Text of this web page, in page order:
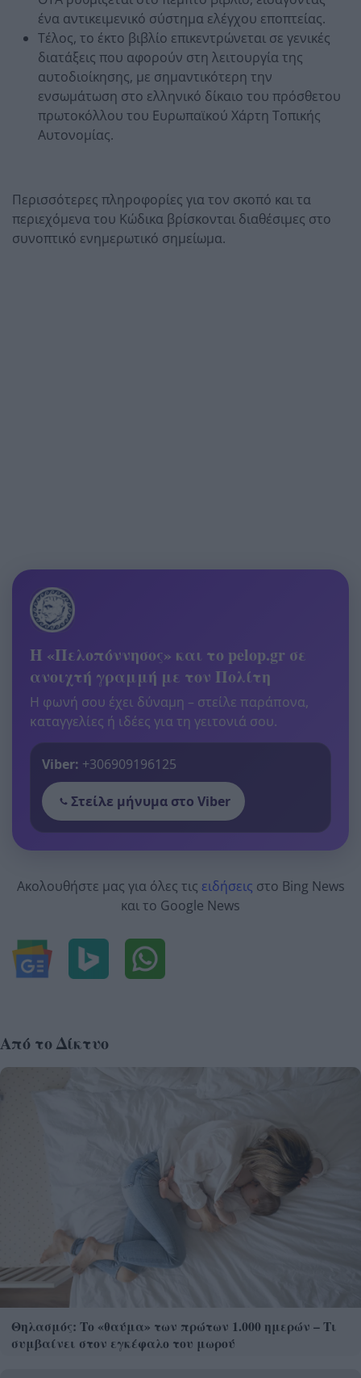
ένα αντικειμενικό σύστημα ελέγχου εποπτείας.
Τέλος, το έκτο βιβλίο επικεντρώνεται σε γενικές
διατάξεις που αφορούν στη λειτουργία της
αυτοδιοίκησης, με σημαντικότερη την
ενσωμάτωση στο ελληνικό δίκαιο του πρόσθετου
πρωτοκόλλου του Ευρωπαϊκού Χάρτη Τοπικής
Αυτονομίας.
Περισσότερες πληροφορίες για τον σκοπό και τα
περιεχόμενα του Κώδικα βρίσκονται διαθέσιμες στο
συνοπτικό ενημερωτικό σημείωμα.
Η «Πελοπόννησος» και το pelop.gr σε
ανοιχτή γραμμή με τον Πολίτη
Η φωνή σου έχει δύναμη – στείλε παράπονα,
καταγγελίες ή ιδέες για τη γειτονιά σου.
Viber: +306909196125
Στείλε μήνυμα στο Viber
Ακολουθήστε μας για όλες τις ειδήσεις στο Bing News
και το Google News
Από το Δίκτυο
Θηλασμός: Το «θαύμα» των πρώτων 1.000 ημερών – Τι
συμβαίνει στον εγκέφαλο του μωρού